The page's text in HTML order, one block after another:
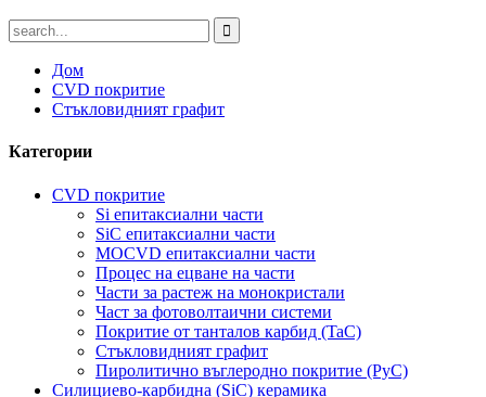
Дом
CVD покритие
Стъкловидният графит
Категории
CVD покритие
Si епитаксиални части
SiC епитаксиални части
MOCVD епитаксиални части
Процес на ецване на части
Части за растеж на монокристали
Част за фотоволтаични системи
Покритие от танталов карбид (TaC)
Стъкловидният графит
Пиролитично въглеродно покритие (PyC)
Силициево-карбидна (SiC) керамика